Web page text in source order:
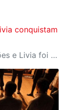
conquistam
Diana ganhou a prata da Liga das Nações e Livia foi campeã da Copa Sul-Americana com Seleção B